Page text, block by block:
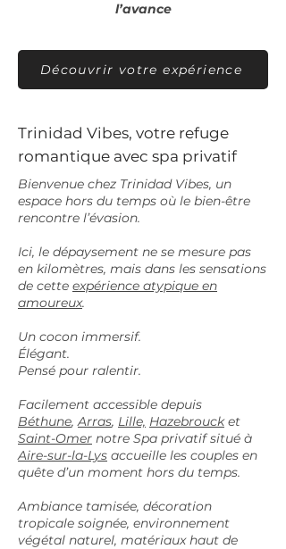
l’avance
Découvrir votre expérience
Trinidad Vibes, votre refuge
romantique avec spa privatif
Bienvenue chez Trinidad Vibes, un
espace hors du temps où le bien-être
rencontre l’évasion.
Ici, le dépaysement ne se mesure pas
en kilomètres, mais dans les sensations
de cette expérience atypique en
amoureux.
Un cocon immersif.
Élégant.
Pensé pour ralentir.
Facilement accessible depuis
Béthune,Arras, Lille, Hazebroucket
Saint-Omer notre Spa privatif situé à
Aire-sur-la-Lys accueille les couples en
quête d’un moment hors du temps.
Ambiance tamisée, décoration
tropicale soignée, environnement
végétal naturel, matériaux haut de